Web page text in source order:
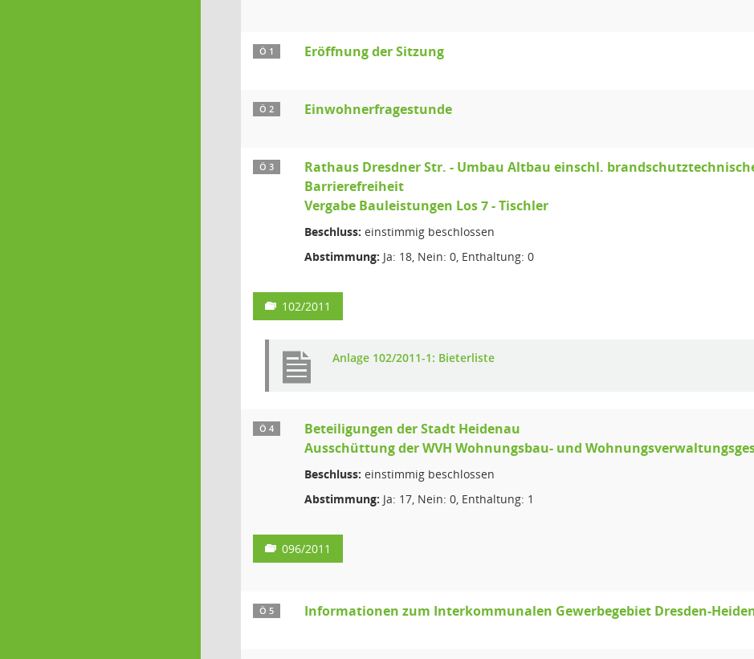
Ö 1 Eröffnung der Sitzung
Ö 2 Einwohnerfragestunde
Ö 3
Rathaus Dresdner Str. - Umbau Altbau einschl.
Barrierefreiheit
Vergabe Bauleistungen Los 7 - Tischler
Beschluss: einstimmig beschlossen
Abstimmung: Ja: 18, Nein: 0, Enthaltung: 0
102/2011
Anlage 102/2011-1: Bieterliste
Ö 4
Beteiligungen der Stadt Heidenau
Ausschüttung der WVH Wohnungsbau- und
Beschluss: einstimmig beschlossen
Abstimmung: Ja: 17, Nein: 0, Enthaltung: 1
096/2011
Ö 5 Informationen zum Interkommunalen Gewerbegebiet Dresden-